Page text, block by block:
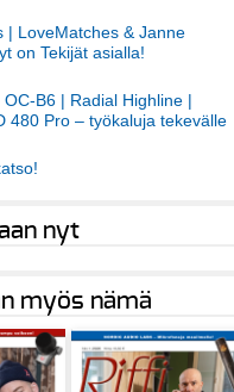
| LoveMatches & Janne
on Tekijät asialla!
B6 | Radial Highline |
480 Pro – työkaluja tekevälle
nyt
myös nämä